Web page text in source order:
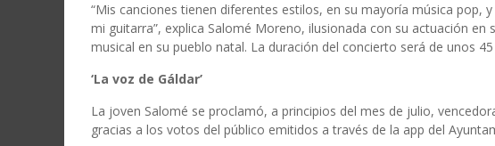
“Mis canciones tienen diferentes estilos, en su mayoría música pop,
mi guitarra”, explica Salomé Moreno, ilusionada con su actuación
musical en su pueblo natal. La duración del concierto será de unos
‘La voz de Gáldar’
La joven Salomé se proclamó, a principios del mes de julio,
gracias a los votos del público emitidos a través de la app del